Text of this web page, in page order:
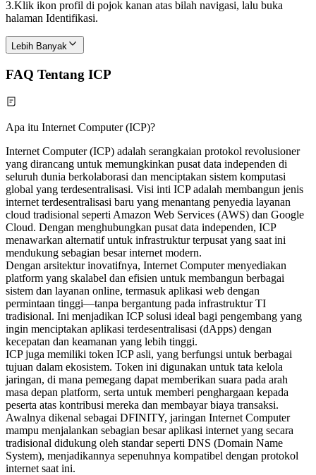
3.Klik ikon profil di pojok kanan atas bilah navigasi, lalu buka
halaman Identifikasi.
Lebih Banyak
FAQ Tentang ICP
Apa itu Internet Computer (ICP)?
Internet Computer (ICP) adalah serangkaian protokol revolusioner
yang dirancang untuk memungkinkan pusat data independen di
seluruh dunia berkolaborasi dan menciptakan sistem komputasi
global yang terdesentralisasi. Visi inti ICP adalah membangun jenis
internet terdesentralisasi baru yang menantang penyedia layanan
cloud tradisional seperti Amazon Web Services (AWS) dan Google
Cloud. Dengan menghubungkan pusat data independen, ICP
menawarkan alternatif untuk infrastruktur terpusat yang saat ini
mendukung sebagian besar internet modern.
Dengan arsitektur inovatifnya, Internet Computer menyediakan
platform yang skalabel dan efisien untuk membangun berbagai
sistem dan layanan online, termasuk aplikasi web dengan
permintaan tinggi—tanpa bergantung pada infrastruktur TI
tradisional. Ini menjadikan ICP solusi ideal bagi pengembang yang
ingin menciptakan aplikasi terdesentralisasi (dApps) dengan
kecepatan dan keamanan yang lebih tinggi.
ICP juga memiliki token ICP asli, yang berfungsi untuk berbagai
tujuan dalam ekosistem. Token ini digunakan untuk tata kelola
jaringan, di mana pemegang dapat memberikan suara pada arah
masa depan platform, serta untuk memberi penghargaan kepada
peserta atas kontribusi mereka dan membayar biaya transaksi.
Awalnya dikenal sebagai DFINITY, jaringan Internet Computer
mampu menjalankan sebagian besar aplikasi internet yang secara
tradisional didukung oleh standar seperti DNS (Domain Name
System), menjadikannya sepenuhnya kompatibel dengan protokol
internet saat ini.